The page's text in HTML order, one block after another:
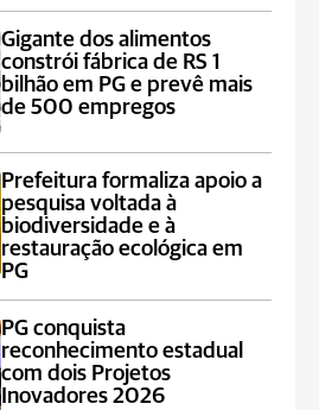
Gigante dos alimentos
constrói fábrica de RS 1
bilhão em PG e prevê mais
de 500 empregos
Prefeitura formaliza apoio a
pesquisa voltada à
biodiversidade e à
restauração ecológica em
PG
PG conquista
reconhecimento estadual
com dois Projetos
Inovadores 2026